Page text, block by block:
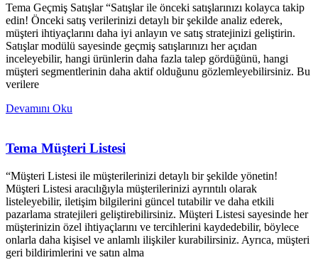
Tema Geçmiş Satışlar “Satışlar ile önceki satışlarınızı kolayca takip
edin! Önceki satış verilerinizi detaylı bir şekilde analiz ederek,
müşteri ihtiyaçlarını daha iyi anlayın ve satış stratejinizi geliştirin.
Satışlar modülü sayesinde geçmiş satışlarınızı her açıdan
inceleyebilir, hangi ürünlerin daha fazla talep gördüğünü, hangi
müşteri segmentlerinin daha aktif olduğunu gözlemleyebilirsiniz. Bu
verilere
Devamını Oku
Tema Müşteri Listesi
“Müşteri Listesi ile müşterilerinizi detaylı bir şekilde yönetin!
Müşteri Listesi aracılığıyla müşterilerinizi ayrıntılı olarak
listeleyebilir, iletişim bilgilerini güncel tutabilir ve daha etkili
pazarlama stratejileri geliştirebilirsiniz. Müşteri Listesi sayesinde her
müşterinizin özel ihtiyaçlarını ve tercihlerini kaydedebilir, böylece
onlarla daha kişisel ve anlamlı ilişkiler kurabilirsiniz. Ayrıca, müşteri
geri bildirimlerini ve satın alma